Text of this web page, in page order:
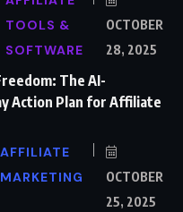
TOOLS &
SOFTWARE
OCTOBER
28, 2025
The AI-
Action Plan for Affiliate
AFFILIATE
MARKETING
OCTOBER
25, 2025